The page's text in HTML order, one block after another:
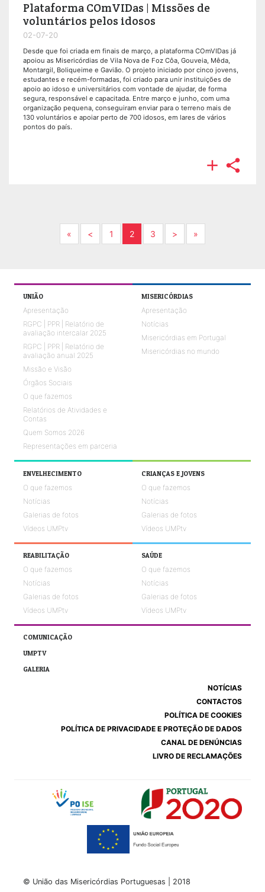
Plataforma COmVIDas | Missões de
voluntários pelos idosos
02-07-20
Desde que foi criada em finais de março, a plataforma COmVIDas já
apoiou as Misericórdias de Vila Nova de Foz Côa, Gouveia, Mêda,
Montargil, Boliqueime e Gavião. O projeto iniciado por cinco jovens,
estudantes e recém-formadas, foi criado para unir instituições de
apoio ao idoso e universitários com vontade de ajudar, de forma
segura, responsável e capacitada. Entre março e junho, com uma
organização pequena, conseguiram enviar para o terreno mais de
130 voluntários e apoiar perto de 700 idosos, em lares de vários
pontos do país.
 
«Next< Previous
1 2 3 >Next»
UNIÃO
Apresentação
RGPC | PPR | Relatório de
avaliação intercalar 2025
RGPC | PPR | Relatório de
avaliação anual 2025
Missão e Visão
Órgãos Sociais
O que fazemos
Relatórios de Atividades e
Contas
Quem Somos 2026
Representações em parceria
MISERICÓRDIAS
Apresentação
Notícias
Misericórdias em Portugal
Misericórdias no mundo
ENVELHECIMENTO
O que fazemos
Notícias
Galerias de fotos
Vídeos UMPtv
CRIANÇAS E JOVENS
O que fazemos
Notícias
Galerias de fotos
Vídeos UMPtv
REABILITAÇÃO
O que fazemos
Notícias
Galerias de fotos
Vídeos UMPtv
SAÚDE
O que fazemos
Notícias
Galerias de fotos
Vídeos UMPtv
COMUNICAÇÃO
UMPTV
GALERIA
NOTÍCIAS
CONTACTOS
POLÍTICA DE COOKIES
POLÍTICA DE PRIVACIDADE E PROTEÇÃO DE DADOS
CANAL DE DENÚNCIAS
LIVRO DE RECLAMAÇÕES
© União das Misericórdias Portuguesas | 2018